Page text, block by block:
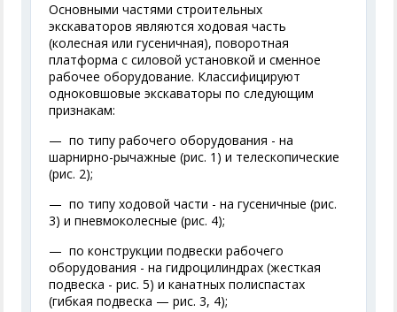
Основными частями строительных
экскаваторов являются ходовая часть
(колесная или гусеничная), поворотная
платформа с силовой установкой и сменное
рабочее оборудование. Классифицируют
одноковшовые экскаваторы по следующим
признакам:
— по типу рабочего оборудования - на
шарнирно-рычажные (рис. 1) и телескопические
(рис. 2);
— по типу ходовой части - на гусеничные (рис.
3) и пневмоколесные (рис. 4);
— по конструкции подвески рабочего
оборудования - на гидроцилиндрах (жесткая
подвеска - рис. 5) и канатных полиспастах
(гибкая подвеска — рис. 3, 4);